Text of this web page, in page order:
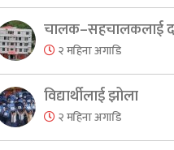
चालक–सहचालकलाई
२ महिना अगाडि
विद्यार्थीलाई झोला
२ महिना अगाडि